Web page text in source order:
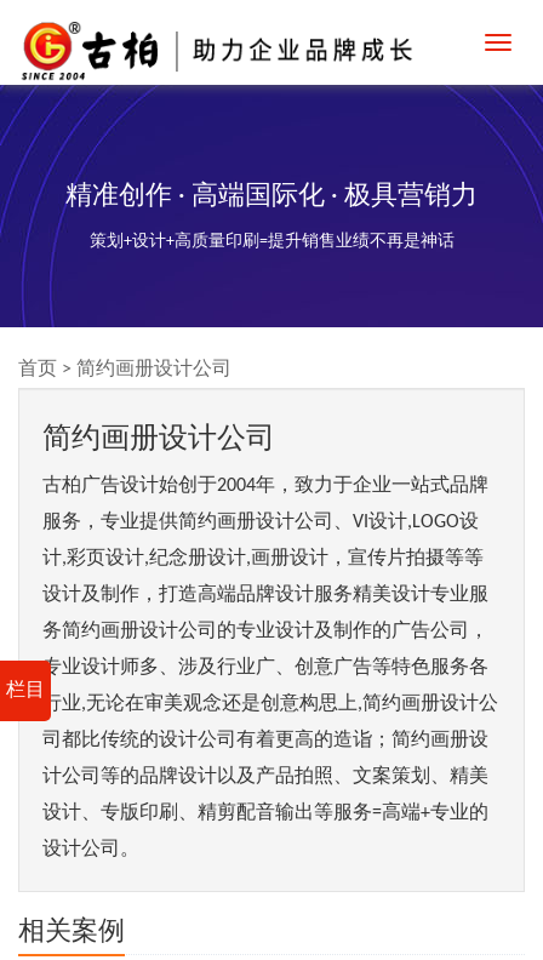
精准创作 · 高端国际化 · 极具营销力
策划+设计+高质量印刷=提升销售业绩不再是神话
栏目
首页 > 简约画册设计公司
简约画册设计公司
古柏广告设计始创于2004年，致力于企业一站式品牌
服务，专业提供简约画册设计公司、VI设计,LOGO设
计,彩页设计,纪念册设计,画册设计，宣传片拍摄等等
设计及制作，打造高端品牌设计服务精美设计专业服
务简约画册设计公司的专业设计及制作的广告公司，
专业设计师多、涉及行业广、创意广告等特色服务各
行业,无论在审美观念还是创意构思上,简约画册设计公
司都比传统的设计公司有着更高的造诣；简约画册设
计公司等的品牌设计以及产品拍照、文案策划、精美
设计、专版印刷、精剪配音输出等服务=高端+专业的
设计公司。
相关案例